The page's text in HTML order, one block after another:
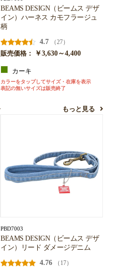
BEAMS DESIGN（ビームス デザ
イン）ハーネス カモフラージュ
柄
4.7
（27）
販売価格：
￥3,630～4,400
カーキ
カラーをタップしてサイズ・在庫を表示
表記の無いサイズは販売終了
もっと見る
PBD7003
BEAMS DESIGN（ビームス デザ
イン）リード ダメージデニム
4.76
（17）